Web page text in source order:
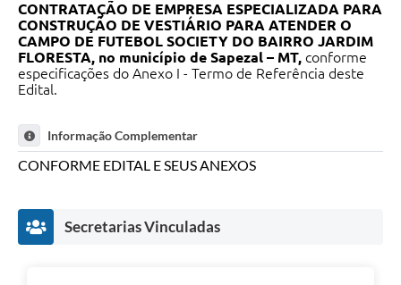
CONTRATAÇÃO DE EMPRESA ESPECIALIZADA PARA
CONSTRUÇÃO DE VESTIÁRIO PARA ATENDER O
CAMPO DE FUTEBOL SOCIETY DO BAIRRO JARDIM
FLORESTA, no município de Sapezal – MT, conforme
especificações do Anexo I - Termo de Referência deste
Edital.
Informação Complementar
CONFORME EDITAL E SEUS ANEXOS
Secretarias Vinculadas